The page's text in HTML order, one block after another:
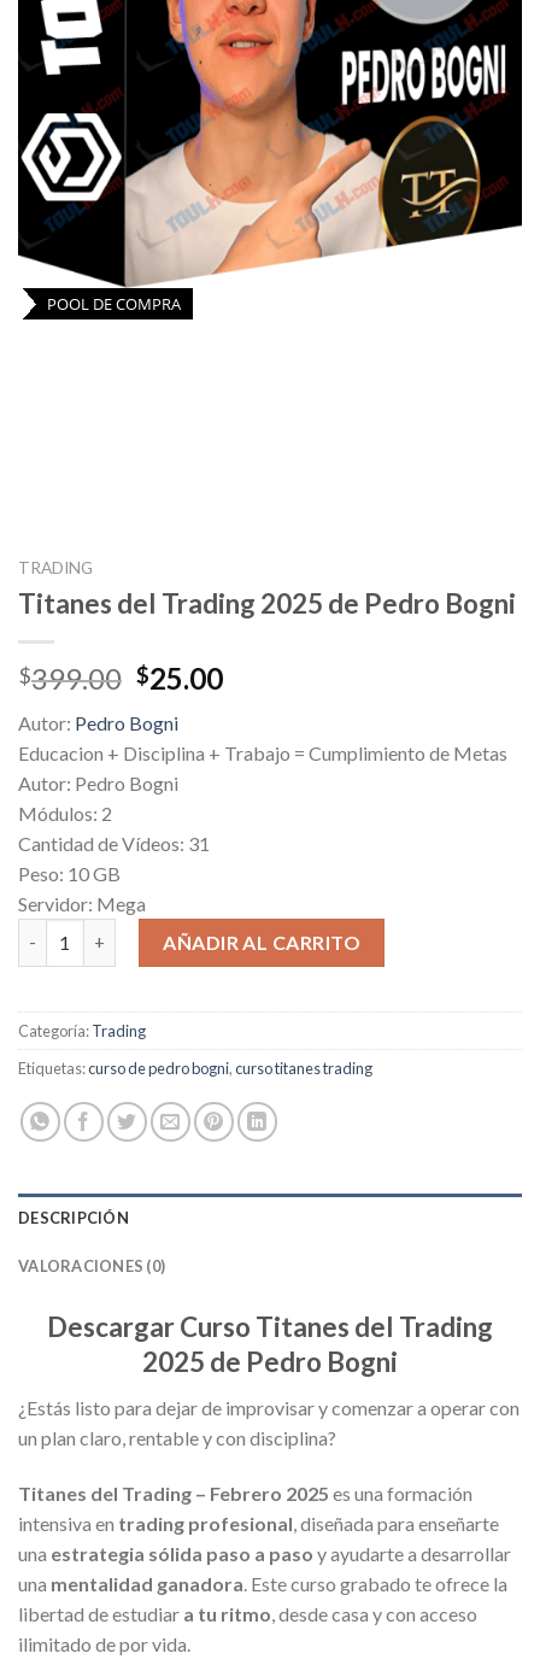
POOL DE COMPRA
TRADING
Titanes del Trading 2025 de Pedro Bogni
$399.00 Original
was:
$399.00.
$25.00Current
$25.00.
Autor: Pedro Bogni
Educacion + Disciplina + Trabajo = Cumplimiento de Metas
Autor: Pedro Bogni
Módulos: 2
Cantidad de Vídeos: 31
Peso: 10 GB
Servidor: Mega
Titanes del Trading 2025 de Pedro Bogni cantidad
AÑADIR AL CARRITO
Categoría:Trading
Etiquetas:curso de pedro bogni,curso titanes trading
DESCRIPCIÓN
VALORACIONES (0)
Descargar Curso Titanes del Trading
2025 de Pedro Bogni
¿Estás listo para dejar de improvisar y comenzar a operar con
un plan claro, rentable y con disciplina?
Titanes del Trading – Febrero 2025 es una formación
intensiva en trading profesional , diseñada para enseñarte
una estrategia sólida paso a paso y ayudarte a desarrollar
una mentalidad ganadora . Este curso grabado te ofrece la
libertad de estudiar a tu ritmo , desde casa y con acceso
ilimitado de por vida.